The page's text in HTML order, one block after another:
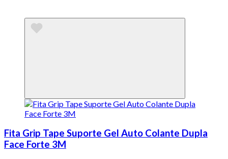
Fita Grip Tape Suporte Gel Auto Colante Dupla
Face Forte 3M